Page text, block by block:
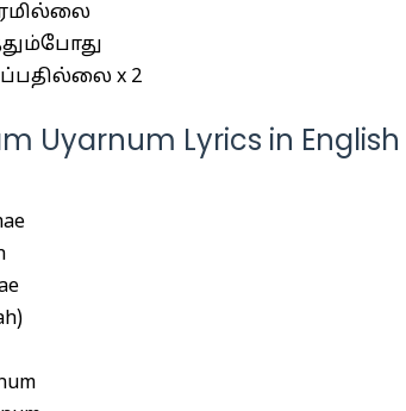
x 2
Uyarnum Lyrics in English